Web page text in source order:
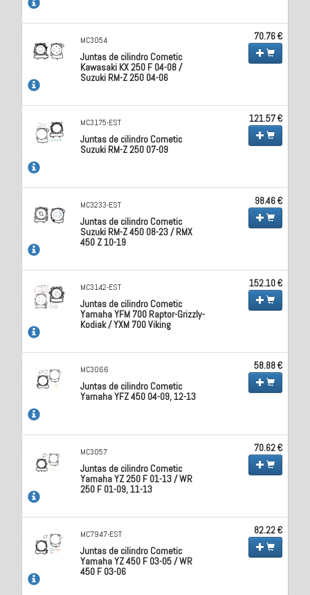
MC3054
Juntas de cilindro Cometic
Kawasaki KX 250 F 04-08 /
Suzuki RM-Z 250 04-06
70.76 €
MC3175-EST
Juntas de cilindro Cometic
Suzuki RM-Z 250 07-09
121.57 €
MC3233-EST
Juntas de cilindro Cometic
Suzuki RM-Z 450 08-23 / RMX
450 Z 10-19
98.46 €
MC3142-EST
Juntas de cilindro Cometic
Yamaha YFM 700 Raptor-Grizzly-
Kodiak / YXM 700 Viking
152.10 €
MC3066
Juntas de cilindro Cometic
Yamaha YFZ 450 04-09, 12-13
58.88 €
MC3057
Juntas de cilindro Cometic
Yamaha YZ 250 F 01-13 / WR
250 F 01-09, 11-13
70.62 €
MC7947-EST
Juntas de cilindro Cometic
Yamaha YZ 450 F 03-05 / WR
450 F 03-06
82.22 €